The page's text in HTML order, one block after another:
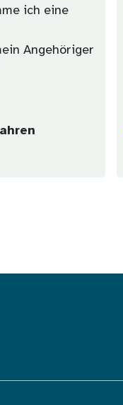
ich eine
Angehöriger